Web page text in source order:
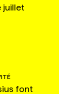
juillet
font